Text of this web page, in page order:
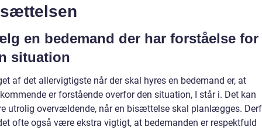
en bedemand der har forståelse for
situation
af det allervigtigste når der skal hyres en bedemand er, at
er forstående overfor den situation, I står i. Det kan
utrolig overvældende, når en bisættelse skal planlægges.
ofte også være ekstra vigtigt, at bedemanden er respektfuld